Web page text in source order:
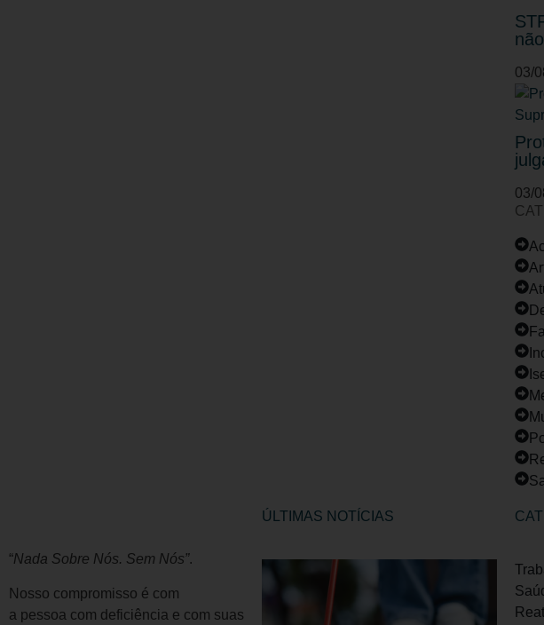
03/
03/
“Nada Sobre Nós. Sem Nós”.
Nosso compromisso é com
a pessoa com deficiência e com suas
ÚLTIMAS NOTÍCIAS